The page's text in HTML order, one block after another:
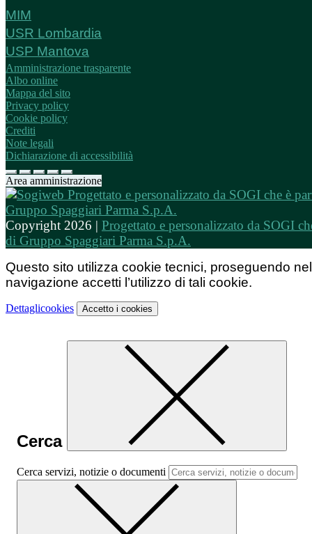
MIM
USR Lombardia
USP Mantova
Amministrazione trasparente
Albo online
Mappa del sito
Privacy policy
Cookie policy
Crediti
Note legali
Dichiarazione di accessibilità
Area amministrazione
Copyright 2026 | Progettato e personalizzato da SOGI
di Gruppo Spaggiari Parma S.p.A.
Questo sito utilizza cookie tecnici, proseguendo
navigazione accetti l’utilizzo di tali cookie.
Dettaglicookies Accetto i cookies
Cerca
Cerca servizi, notizie o documenti